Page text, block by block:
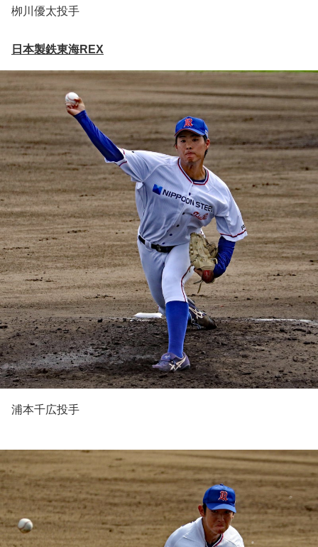
栁川優太投手
日本製鉄東海REX
浦本千広投手